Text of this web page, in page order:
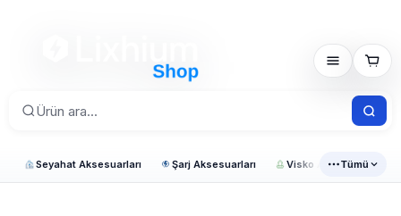
Seyahat Aksesuarları Şarj Aksesuarları Visko Araç Ürünleri
Tümü